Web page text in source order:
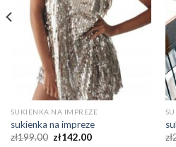
SUKIENKA NA IMPREZE
sukienka na impreze
zł199.00 zł142.00
zł